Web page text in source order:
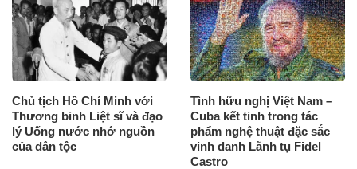
Chủ tịch Hồ Chí Minh với
Thương binh Liệt sĩ và đạo
lý Uống nước nhớ nguồn
của dân tộc
Tình hữu nghị Việt Nam –
Cuba kết tinh trong tác
phẩm nghệ thuật đặc sắc
vinh danh Lãnh tụ Fidel
Castro